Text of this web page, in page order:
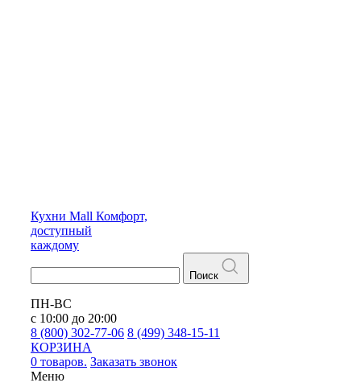
Кухни Mall Комфорт,
доступный
каждому
Поиск
ПН-ВС
с 10:00 до 20:00
8 (800) 302-77-06 8 (499) 348-15-11
КОРЗИНА
0 товаров. Заказать звонок
Меню